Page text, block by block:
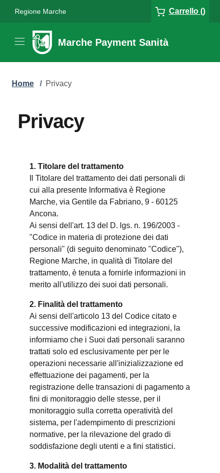
Regione Marche Carrello ()
Marche Payment Sanità
Home / Privacy
Privacy
1. Titolare del trattamento
Il Titolare del trattamento dei dati personali di
cui alla presente Informativa è Regione
Marche, via Gentile da Fabriano, 9 - 60125
Ancona.
Ai sensi dell'art. 13 del D. lgs. n. 196/2003 -
"Codice in materia di protezione dei dati
personali" (di seguito denominato "Codice"),
Regione Marche, in qualità di Titolare del
trattamento, è tenuta a fornirle informazioni in
merito all'utilizzo dei suoi dati personali.
2. Finalità del trattamento
Ai sensi dell'articolo 13 del Codice citato e
successive modificazioni ed integrazioni, la
informiamo che i Suoi dati personali saranno
trattati solo ed esclusivamente per per le
operazioni necessarie all'inizializzazione ed
effettuazione dei pagamenti, per la
registrazione delle transazioni di pagamento a
fini di monitoraggio delle stesse, per il
monitoraggio sulla corretta operatività del
sistema, per l'adempimento di prescrizioni
normative, per la rilevazione del grado di
soddisfazione degli utenti e a fini statistici.
3. Modalità del trattamento